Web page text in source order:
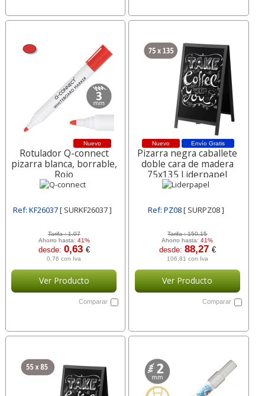
Nuevo
Rotulador Q-connect
pizarra blanca, borrable,
Rojo
Ref: KF26037[ SURKF26037 ]
Tarifa :1,07
Ahorro hasta: 41%
desde: 0,63 €
0,76 con Iva
Ver Producto
Comparar
Envío Gratis
Nuevo
Pizarra negra caballete
doble cara de madera
75x135 Liderpapel
Ref: PZ08[ SURPZ08 ]
Tarifa :150,15
Ahorro hasta:41%
desde: 88,27 €
106,81 con Iva
Ver Producto
Comparar